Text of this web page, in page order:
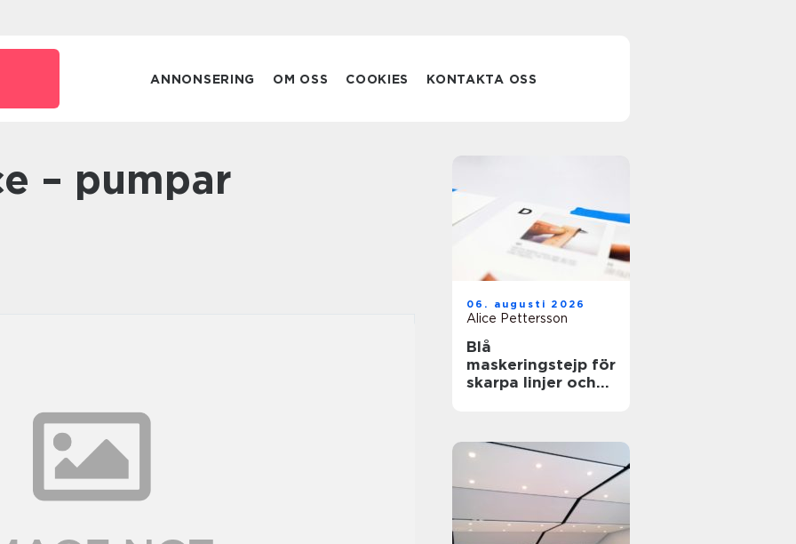
ANNONSERING OM OSS COOKIES KONTAKTA OSS
06. augusti 2026
Alice Pettersson
Blå
maskeringstejp för
skarpa linjer och